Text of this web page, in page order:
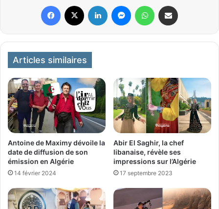
Articles similaires
Antoine de Maximy dévoile la
date de diffusion de son
émission en Algérie
14 février 2024
Abir El Saghir, la chef
libanaise, révèle ses
impressions sur l’Algérie
17 septembre 2023